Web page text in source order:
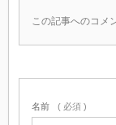
この記事へのコメ
名前 ( 必須 )